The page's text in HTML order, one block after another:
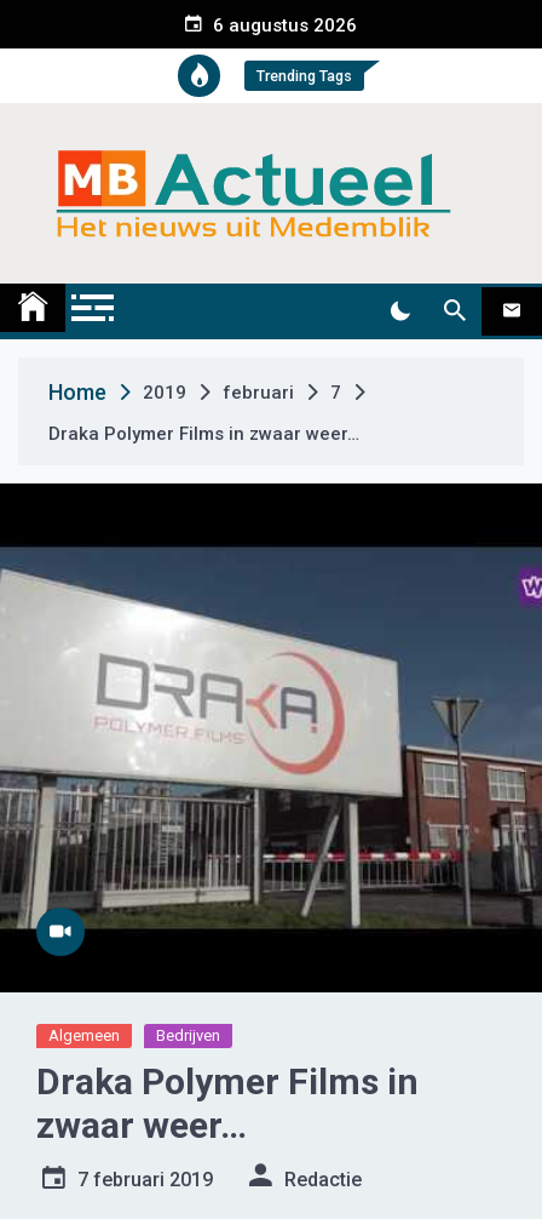
e
t
6 augustus 2026
Trending Tags
Medemblik Actueel
Home 2019 februari
7
Draka Polymer Films in zwaar weer…
Algemeen Bedrijven
Draka Polymer Films in
zwaar weer…
7 februari 2019 Redactie